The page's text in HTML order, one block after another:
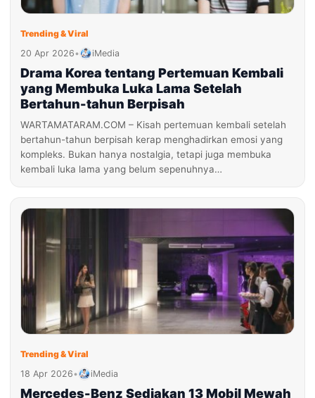
Trending & Viral
20 Apr 2026• iMedia
Drama Korea tentang Pertemuan Kembali
yang Membuka Luka Lama Setelah
Bertahun-tahun Berpisah
WARTAMATARAM.COM – Kisah pertemuan kembali setelah
bertahun-tahun berpisah kerap menghadirkan emosi yang
kompleks. Bukan hanya nostalgia, tetapi juga membuka
kembali luka lama yang belum sepenuhnya…
Trending & Viral
18 Apr 2026• iMedia
Mercedes-Benz Sediakan 13 Mobil Mewah